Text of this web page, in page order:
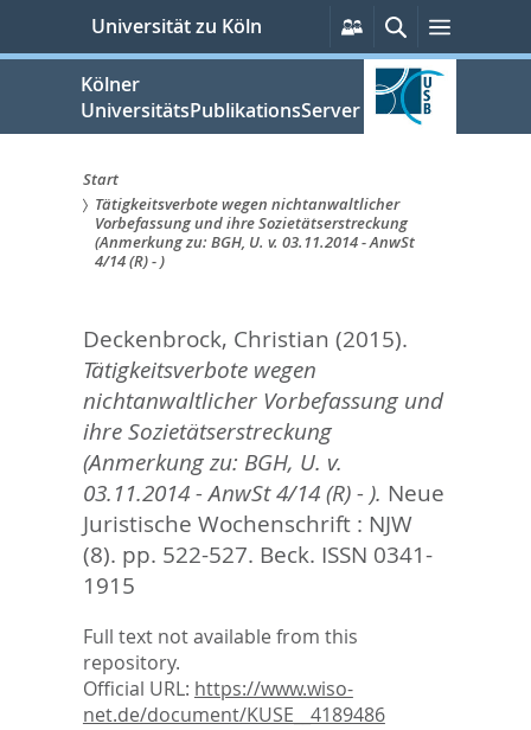
springen
Universität zu Köln
Persönliche
Services
Suche
Kölner
UniversitätsPublikationsServer
Sie
sind
Start
Tätigkeitsverbote wegen nichtanwaltlicher
Vorbefassung und ihre Sozietätserstreckung
(Anmerkung zu: BGH, U. v. 03.11.2014 - AnwSt
4/14 (R) - )
Deckenbrock, Christian (2015).
Tätigkeitsverbote wegen
nichtanwaltlicher Vorbefassung und
ihre Sozietätserstreckung
(Anmerkung zu: BGH, U. v.
03.11.2014 - AnwSt 4/14 (R) - ). Neue
Juristische Wochenschrift : NJW
(8). pp. 522-527. Beck. ISSN 0341-
1915
Full text not available from this
repository.
Official URL: https://www.wiso-
net.de/document/KUSE__4189486